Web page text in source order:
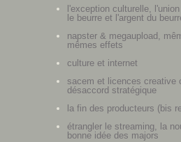
l'exception culturelle,
le beurre et l'argent du
napster & megaupload,
mêmes effets
culture et internet
sacem et licences creative
désaccord stratégique
la fin des producteurs (bis
étrangler le streaming, la
bonne idée des majors